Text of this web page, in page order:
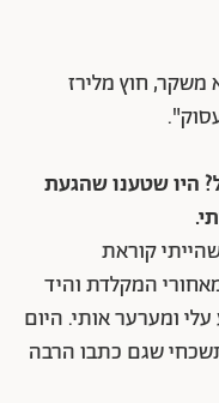
משקר, חוץ מלירז
היו שטענו שהגעת
קוראת
המקלדת והיד
ומערער אותי. היום
שגם כתבו הרבה